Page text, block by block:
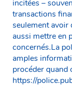
incitées –
transactions
seulement avoir
aussi mettre en
concernés.La
amples
procéder quand
https://